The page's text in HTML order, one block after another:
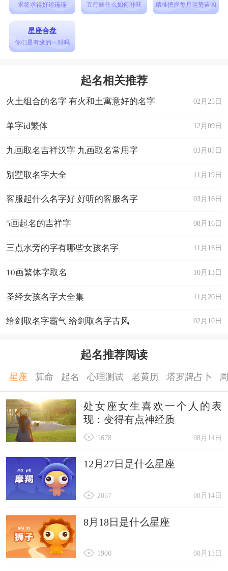
14、忧蓝·似残梦
15、依旧幸福
18、夜侞茈漃寞
19、欲揽西江月゛
20、冰冻Wo心
求签求得好运连连 五行缺什么如何补旺 精准把握每月运势吉凶
星座合盘
你们是有缘的一对吗
起名相关推荐
02月25日
火土组合的名字 有火和土寓意好的名字
12月09日
单字id繁体
03月07日
九画取名吉祥汉字 九画取名常用字
11月19日
别墅取名字大全
03月16日
客服起什么名字好 好听的客服名字
08月16日
5画起名的吉祥字
11月16日
三点水旁的字有哪些女孩名字
10月13日
10画繁体字取名
11月20日
圣经女孩名字大全集
02月10日
给剑取名字霸气 给剑取名字古风
起名推荐阅读
星座 算命 起名 心理测试 老黄历 塔罗牌占卜
处女座女生喜欢一个人的表
现：变得有点神经质
08月14日
1678
12月27日是什么星座
08月14日
2057
8月18日是什么星座
08月13日
1900